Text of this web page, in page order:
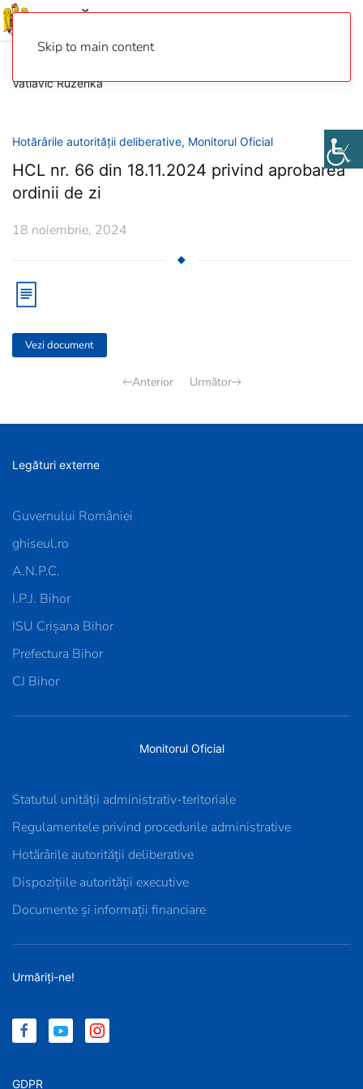
Skip to main content
Vatlavic Ruzenka
Hotărârile autorității deliberative, Monitorul Oficial
HCL nr. 66 din 18.11.2024 privind aprobarea
ordinii de zi
18 noiembrie, 2024
Vezi document
Anterior Următor
Legături externe
Guvernului României
ghiseul.ro
A.N.P.C.
I.P.J. Bihor
ISU Crișana Bihor
Prefectura Bihor
CJ Bihor
Monitorul Oficial
Statutul unității administrativ-teritoriale
Regulamentele privind procedurile administrative
Hotărârile autorității deliberative
Dispozițiile autorității executive
Documente și informații financiare
Urmăriți-ne!
GDPR